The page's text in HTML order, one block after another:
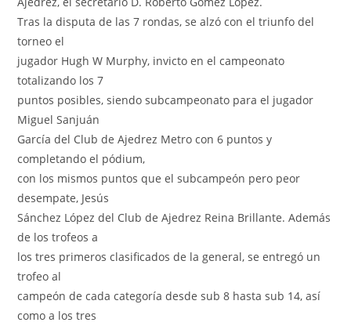
Tras la disputa de las 7 rondas, se alzó con el triunfo del
torneo el
jugador Hugh W Murphy, invicto en el campeonato
totalizando los 7
puntos posibles, siendo subcampeonato para el jugador
Miguel Sanjuán
García del Club de Ajedrez Metro con 6 puntos y
completando el pódium,
con los mismos puntos que el subcampeón pero peor
desempate, Jesús
Sánchez López del Club de Ajedrez Reina Brillante. Además
de los trofeos a
los tres primeros clasificados de la general, se entregó un
trofeo al
campeón de cada categoría desde sub 8 hasta sub 14, así
como a los tres